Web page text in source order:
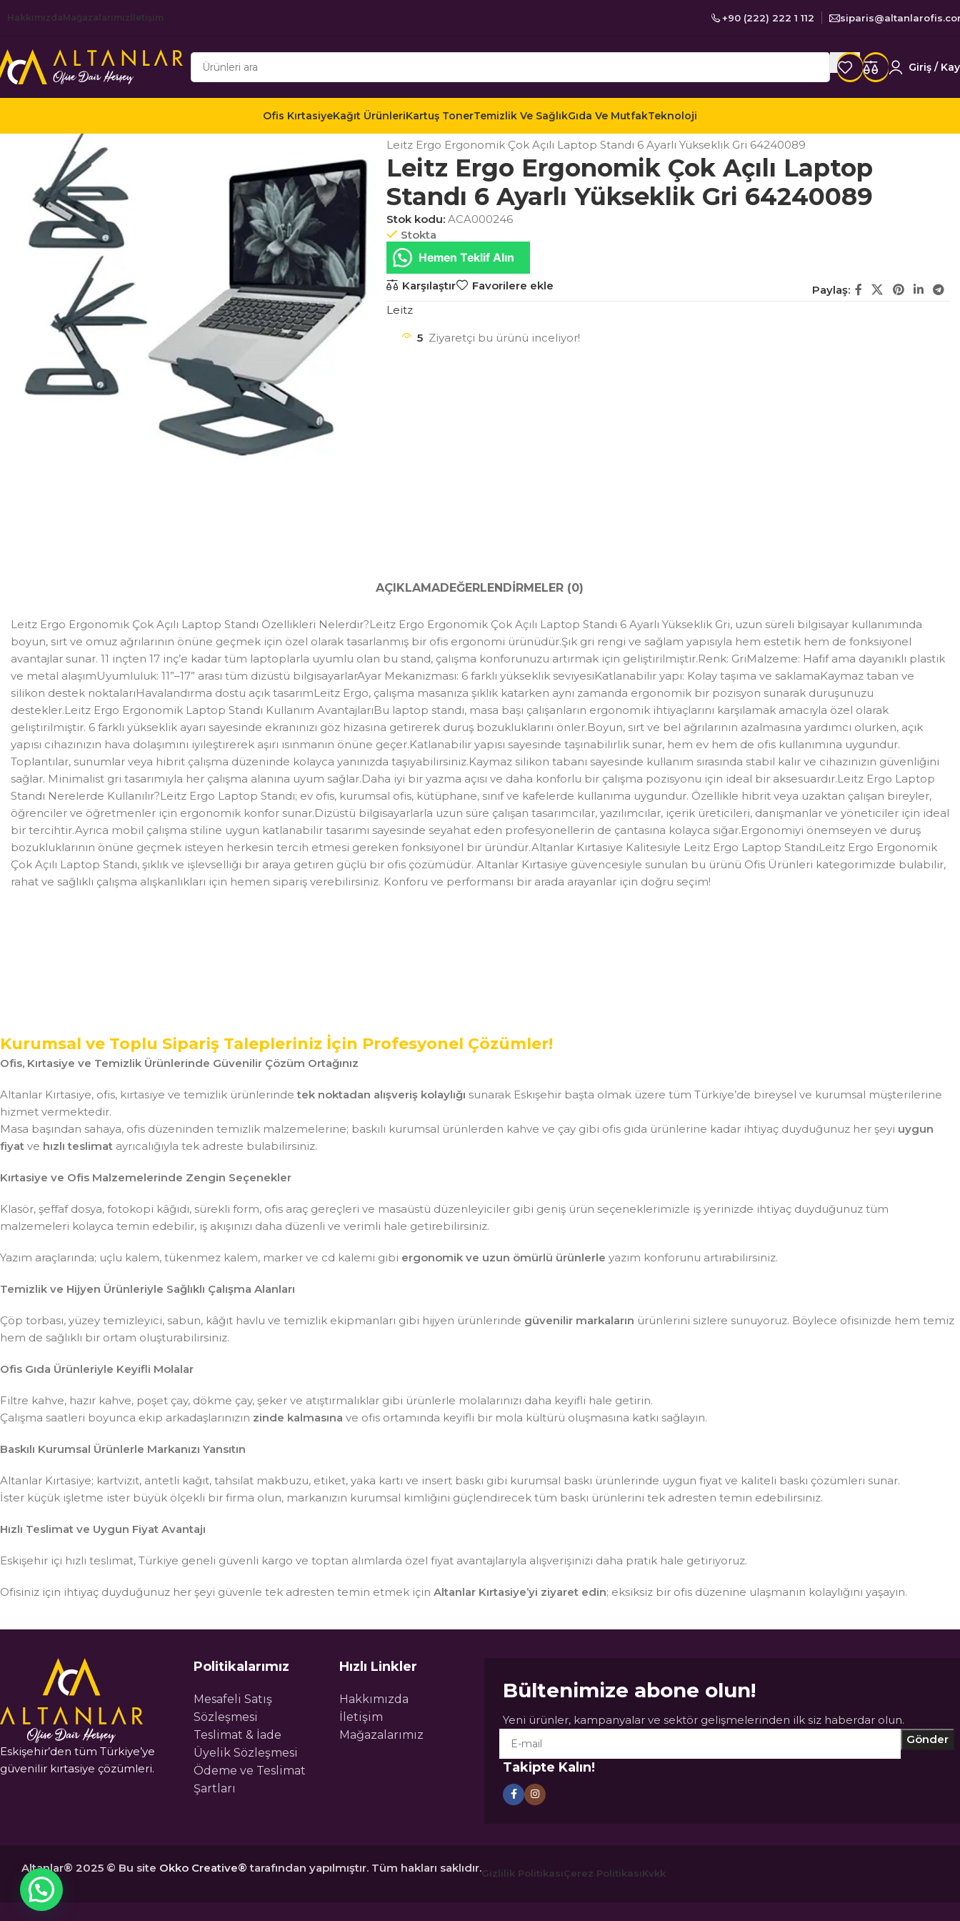
HakkımızdaMağazalarımız İletişim +90 (222) 222 1 112
Giriş /
Ofis KırtasiyeKağıt ÜrünleriKartuş TonerTemizlik Ve SağlıkGıda Ve MutfakTeknoloji
Leitz Ergo Ergonomik Çok Açılı Laptop Standı 6 Ayarlı Yükseklik Gri 64240089
Leitz Ergo Ergonomik Çok Açılı Laptop
Standı 6 Ayarlı Yükseklik Gri 64240089
Stok kodu: ACA000246
Stokta
Hemen Teklif Alın
Karşılaştır Favorilere ekle
Paylaş:
Leitz
5 Ziyaretçi bu ürünü inceliyor!
AÇIKLAMADEĞERLENDIRMELER (0)
Leitz Ergo Ergonomik Çok Açılı Laptop Standı Özellikleri Nelerdir?Leitz Ergo Ergonomik Çok Açılı Laptop Standı 6 Ayarlı Yükseklik Gri, uzun süreli bilgisayar kullanımında
boyun, sırt ve omuz ağrılarının önüne geçmek için özel olarak tasarlanmış bir ofis ergonomi ürünüdür.Şık gri rengi ve sağlam yapısıyla hem estetik hem de fonksiyonel
avantajlar sunar. 11 inçten 17 inç’e kadar tüm laptoplarla uyumlu olan bu stand, çalışma konforunuzu artırmak için geliştirilmiştir.Renk: GriMalzeme: Hafif ama dayanıklı plastik
ve metal alaşımUyumluluk: 11”–17” arası tüm dizüstü bilgisayarlarAyar Mekanizması: 6 farklı yükseklik seviyesiKatlanabilir yapı: Kolay taşıma ve saklamaKaymaz taban ve
silikon destek noktalarıHavalandırma dostu açık tasarımLeitz Ergo, çalışma masanıza şıklık katarken aynı zamanda ergonomik bir pozisyon sunarak duruşunuzu
destekler.Leitz Ergo Ergonomik Laptop Standı Kullanım AvantajlarıBu laptop standı, masa başı çalışanların ergonomik ihtiyaçlarını karşılamak amacıyla özel olarak
geliştirilmiştir. 6 farklı yükseklik ayarı sayesinde ekranınızı göz hizasına getirerek duruş bozukluklarını önler.Boyun, sırt ve bel ağrılarının azalmasına yardımcı olurken, açık
yapısı cihazınızın hava dolaşımını iyileştirerek aşırı ısınmanın önüne geçer.Katlanabilir yapısı sayesinde taşınabilirlik sunar, hem ev hem de ofis kullanımına uygundur.
Toplantılar, sunumlar veya hibrit çalışma düzeninde kolayca yanınızda taşıyabilirsiniz.Kaymaz silikon tabanı sayesinde kullanım sırasında stabil kalır ve cihazınızın güvenliğini
sağlar. Minimalist gri tasarımıyla her çalışma alanına uyum sağlar.Daha iyi bir yazma açısı ve daha konforlu bir çalışma pozisyonu için ideal bir aksesuardır.Leitz Ergo Laptop
Standı Nerelerde Kullanılır?Leitz Ergo Laptop Standı; ev ofis, kurumsal ofis, kütüphane, sınıf ve kafelerde kullanıma uygundur. Özellikle hibrit veya uzaktan çalışan bireyler,
öğrenciler ve öğretmenler için ergonomik konfor sunar.Dizüstü bilgisayarlarla uzun süre çalışan tasarımcılar, yazılımcılar, içerik üreticileri, danışmanlar ve yöneticiler için ideal
bir tercihtir.Ayrıca mobil çalışma stiline uygun katlanabilir tasarımı sayesinde seyahat eden profesyonellerin de çantasına kolayca sığar.Ergonomiyi önemseyen ve duruş
bozukluklarının önüne geçmek isteyen herkesin tercih etmesi gereken fonksiyonel bir üründür.Altanlar Kırtasiye Kalitesiyle Leitz Ergo Laptop StandıLeitz Ergo Ergonomik
Çok Açılı Laptop Standı, şıklık ve işlevselliği bir araya getiren güçlü bir ofis çözümüdür. Altanlar Kırtasiye güvencesiyle sunulan bu ürünü Ofis Ürünleri kategorimizde bulabilir,
rahat ve sağlıklı çalışma alışkanlıkları için hemen sipariş verebilirsiniz. Konforu ve performansı bir arada arayanlar için doğru seçim!
Kurumsal ve Toplu Sipariş Talepleriniz İçin Profesyonel Çözümler!
Ofis, Kırtasiye ve Temizlik Ürünlerinde Güvenilir Çözüm Ortağınız
Altanlar Kırtasiye, ofis, kırtasiye ve temizlik ürünlerindetek noktadan alışveriş kolaylığı sunarak Eskişehir başta olmak üzere tüm Türkiye’de bireysel ve kurumsal müşterilerine
hizmet vermektedir.
Masa başından sahaya, ofis düzeninden temizlik malzemelerine; baskılı kurumsal ürünlerden kahve ve çay gibi ofis gıda ürünlerine kadar ihtiyaç duyduğunuz her şeyi uygun
fiyat ve hızlı teslimat ayrıcalığıyla tek adreste bulabilirsiniz.
Kırtasiye ve Ofis Malzemelerinde Zengin Seçenekler
Klasör, şeffaf dosya, fotokopi kâğıdı, sürekli form, ofis araç gereçleri ve masaüstü düzenleyiciler gibi geniş ürün seçeneklerimizle iş yerinizde ihtiyaç duyduğunuz tüm
malzemeleri kolayca temin edebilir, iş akışınızı daha düzenli ve verimli hale getirebilirsiniz.
Yazım araçlarında; uçlu kalem, tükenmez kalem, marker ve cd kalemi gibi ergonomik ve uzun ömürlü ürünlerle yazım konforunu artırabilirsiniz.
Temizlik ve Hijyen Ürünleriyle Sağlıklı Çalışma Alanları
Çöp torbası, yüzey temizleyici, sabun, kâğıt havlu ve temizlik ekipmanları gibi hijyen ürünlerinde güvenilir markaların ürünlerini sizlere sunuyoruz. Böylece ofisinizde hem temiz
hem de sağlıklı bir ortam oluşturabilirsiniz.
Ofis Gıda Ürünleriyle Keyifli Molalar
Filtre kahve, hazır kahve, poşet çay, dökme çay, şeker ve atıştırmalıklar gibi ürünlerle molalarınızı daha keyifli hale getirin.
Çalışma saatleri boyunca ekip arkadaşlarınızın zinde kalmasına ve ofis ortamında keyifli bir mola kültürü oluşmasına katkı sağlayın.
Baskılı Kurumsal Ürünlerle Markanızı Yansıtın
Altanlar Kırtasiye; kartvizit, antetli kağıt, tahsilat makbuzu, etiket, yaka kartı ve insert baskı gibi kurumsal baskı ürünlerinde uygun fiyat ve kaliteli baskı çözümleri sunar.
İster küçük işletme ister büyük ölçekli bir firma olun, markanızın kurumsal kimliğini güçlendirecek tüm baskı ürünlerini tek adresten temin edebilirsiniz.
Hızlı Teslimat ve Uygun Fiyat Avantajı
Eskişehir içi hızlı teslimat, Türkiye geneli güvenli kargo ve toptan alımlarda özel fiyat avantajlarıyla alışverişinizi daha pratik hale getiriyoruz.
Ofisiniz için ihtiyaç duyduğunuz her şeyi güvenle tek adresten temin etmek için Altanlar Kırtasiye’yi ziyaret edin; eksiksiz bir ofis düzenine ulaşmanın kolaylığını yaşayın.
Eskişehir’den tüm Türkiye’ye
güvenilir kırtasiye çözümleri.
Politikalarımız
Mesafeli Satış
Sözleşmesi
Teslimat & İade
Üyelik Sözleşmesi
Ödeme ve Teslimat
Şartları
Hızlı Linkler
Hakkımızda
İletişim
Mağazalarımız
Bültenimize abone olun!
Yeni ürünler, kampanyalar ve sektör gelişmelerinden ilk siz haberdar olun.
Takipte Kalın!
Altanlar® 2025 © Bu site Okko Creative® tarafından yapılmıştır. Tüm hakları saklıdır.Gizlilik PolitikasıÇerez PolitikasıKvkk